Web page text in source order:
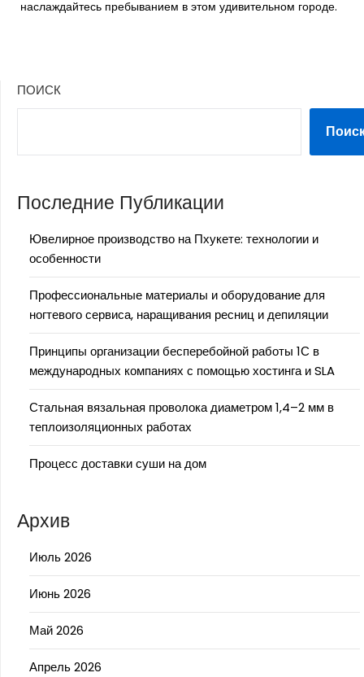
наслаждайтесь пребыванием в этом удивительном городе.
ПОИСК
Последние Публикации
Ювелирное производство на Пхукете: технологии и
особенности
Профессиональные материалы и оборудование для
ногтевого сервиса, наращивания ресниц и депиляции
Принципы организации бесперебойной работы 1С в
международных компаниях с помощью хостинга и SLA
Стальная вязальная проволока диаметром 1,4–2 мм в
теплоизоляционных работах
Процесс доставки суши на дом
Архив
Июль 2026
Июнь 2026
Май 2026
Апрель 2026